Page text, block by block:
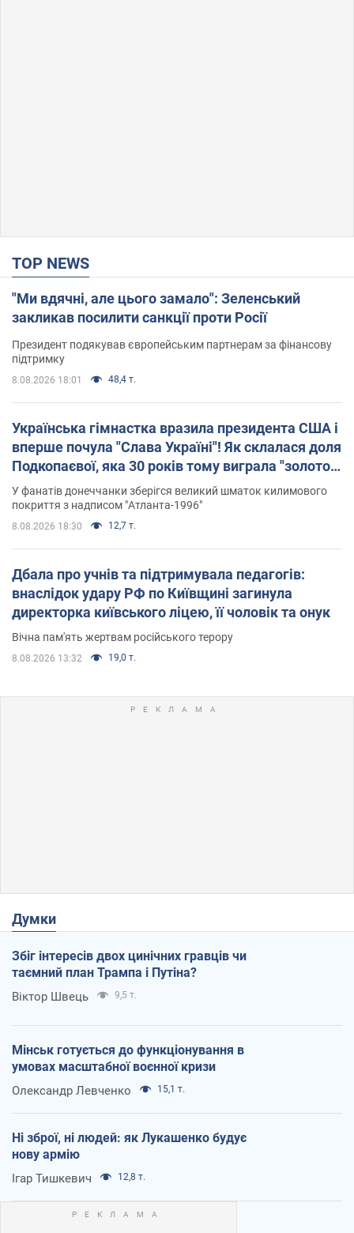
TOP NEWS
"Ми вдячні, але цього замало": Зеленський
закликав посилити санкції проти Росії
Президент подякував європейським партнерам за фінансову
підтримку
8.08.2026 18:01 48,4 т.
Українська гімнастка вразила президента США і
вперше почула "Слава Україні"! Як склалася доля
Подкопаєвої, яка 30 років тому виграла "золото"
Олімпіади
У фанатів донеччанки зберігся великий шматок килимового
покриття з надписом "Атланта-1996"
8.08.2026 18:30 12,7 т.
Дбала про учнів та підтримувала педагогів:
внаслідок удару РФ по Київщині загинула
директорка київського ліцею, її чоловік та онук
Вічна пам'ять жертвам російського терору
8.08.2026 13:32 19,0 т.
Думки
Збіг інтересів двох цинічних гравців чи
таємний план Трампа і Путіна?
Віктор Швець 9,5 т.
Мінськ готується до функціонування в
умовах масштабної воєнної кризи
Олександр Левченко 15,1 т.
Ні зброї, ні людей: як Лукашенко будує
нову армію
Ігар Тишкевич 12,8 т.